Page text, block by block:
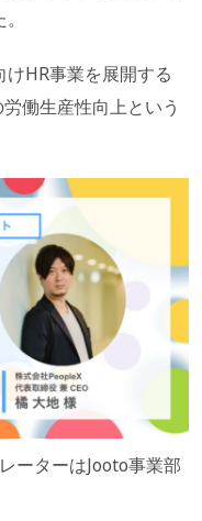
HR事業を展開する
働生産性向上という
ーターはJooto事業部